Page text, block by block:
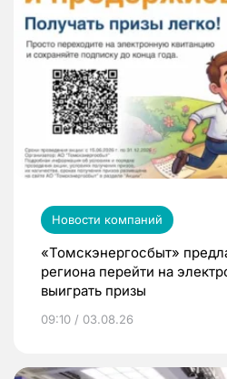
Новости компаний
«Томскэнергосбыт»
региона перейти на
выиграть призы
09:10 / 03.08.26